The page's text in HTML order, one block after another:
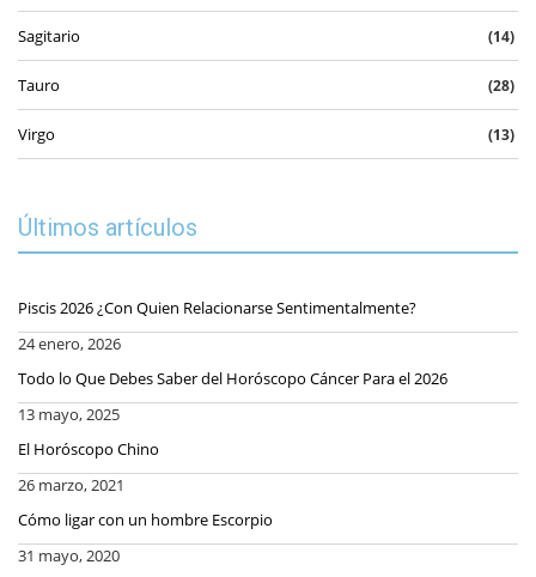
Sagitario (14)
Tauro (28)
Virgo (13)
Últimos artículos
Piscis 2026 ¿Con Quien Relacionarse Sentimentalmente?
24 enero, 2026
Todo lo Que Debes Saber del Horóscopo Cáncer Para el 2026
13 mayo, 2025
El Horóscopo Chino
26 marzo, 2021
Cómo ligar con un hombre Escorpio
31 mayo, 2020